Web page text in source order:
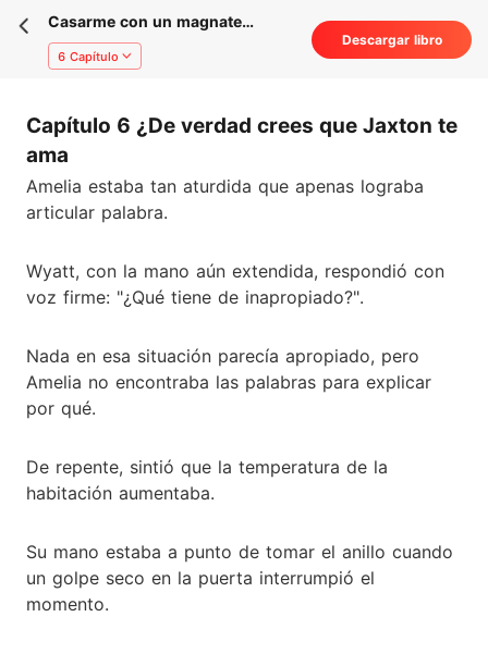
Casarme con un magnate
fantasma
6 Capítulo
Descargar libro
Capítulo 6 ¿De verdad crees que Jaxton te
ama
Amelia estaba tan aturdida que apenas lograba
articular palabra.
Wyatt, con la mano aún extendida, respondió con
voz firme: "¿Qué tiene de inapropiado?".
Nada en esa situación parecía apropiado, pero
Amelia no encontraba las palabras para explicar
por qué.
De repente, sintió que la temperatura de la
habitación aumentaba.
Su mano estaba a punto de tomar el anillo cuando
un golpe seco en la puerta interrumpió el
momento.